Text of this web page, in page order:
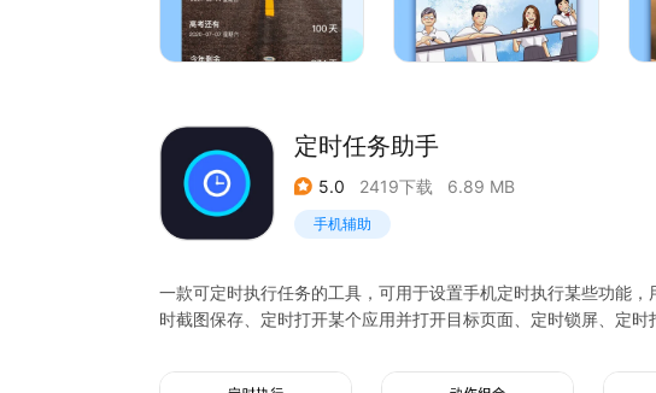
您的支持是我们改进的动力！
QQ交流反馈群：782815038
定时任务助手
5.0 2419下载 6.89 MB
手机辅助
一款可定时执行任务的工具，可用于设置手机定时执行某些功能
时截图保存、定时打开某个应用并打开目标页面、定时锁屏、定时